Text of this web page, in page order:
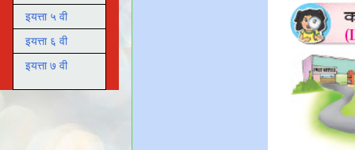
इयत्ता ५ वी
इयत्ता ६ वी
इयत्ता ७ वी